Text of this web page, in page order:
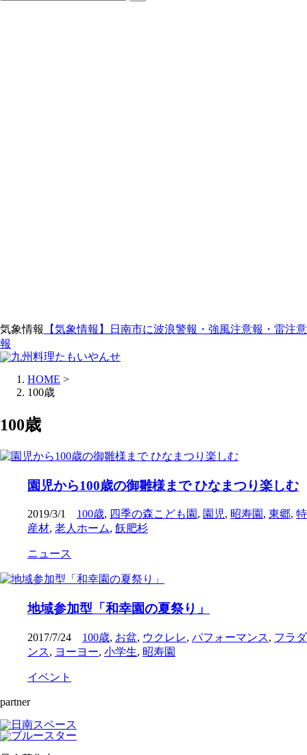
気象情報
【気象情報】日南市に波浪警報・強風注意報・雷注意
報
HOME >
100歳
100歳
園児から100歳の御雛様まで ひなまつり楽しむ
2019/3/1 100歳, 四季の森こども園 , 園児, 昭寿園 , 東郷, 特
産材, 老人ホーム, 飫肥杉
ニュース
地域参加型「和幸園の夏祭り」
2017/7/24 100歳, お盆, ウクレレ, パフォーマンス, フラダ
ンス, ヨーヨー, 小学生, 昭寿園
イベント
partner